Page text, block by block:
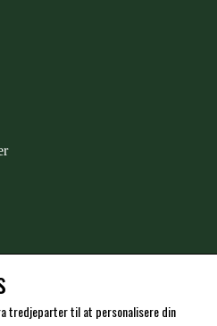
tredjeparter til at personalisere din